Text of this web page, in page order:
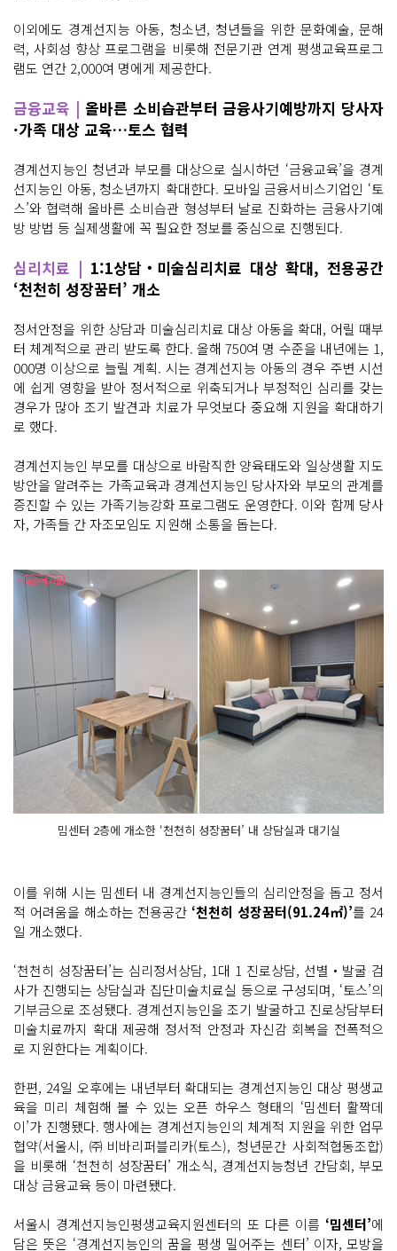
이외에도 경계선지능 아동, 청소년, 청년들을 위한 문화예술, 문해
력, 사회성 향상 프로그램을 비롯해 전문기관 연계 평생교육프로그
램도 연간 2,000여 명에게 제공한다.
금융교육 |올바른 소비습관부터 금융사기예방까지 당사자
·가족 대상 교육…토스 협력
경계선지능인 청년과 부모를 대상으로 실시하던 ‘금융교육’을 경계
선지능인 아동, 청소년까지 확대한다. 모바일 금융서비스기업인 ‘토
스’와 협력해 올바른 소비습관 형성부터 날로 진화하는 금융사기예
방 방법 등 실제생활에 꼭 필요한 정보를 중심으로 진행된다.
심리치료 | 1:1상담‧미술심리치료 대상 확대, 전용공간
‘천천히 성장꿈터’ 개소
정서안정을 위한 상담과 미술심리치료 대상 아동을 확대, 어릴 때부
터 체계적으로 관리 받도록 한다. 올해 750여 명 수준을 내년에는 1,
000명 이상으로 늘릴 계획. 시는 경계선지능 아동의 경우 주변 시선
에 쉽게 영향을 받아 정서적으로 위축되거나 부정적인 심리를 갖는
경우가 많아 조기 발견과 치료가 무엇보다 중요해 지원을 확대하기
로 했다.
경계선지능인 부모를 대상으로 바람직한 양육태도와 일상생활 지도
방안을 알려주는 가족교육과 경계선지능인 당사자와 부모의 관계를
증진할 수 있는 가족기능강화 프로그램도 운영한다. 이와 함께 당사
자, 가족들 간 자조모임도 지원해 소통을 돕는다.
밈센터 2층에 개소한 ‘천천히 성장꿈터’ 내 상담실과 대기실
이를 위해 시는 밈센터 내 경계선지능인들의 심리안정을 돕고 정서
적 어려움을 해소하는 전용공간 ‘천천히 성장꿈터(91.24㎡)’를 24
일 개소했다.
‘천천히 성장꿈터’는 심리정서상담, 1대 1 진로상담, 선별‧발굴 검
사가 진행되는 상담실과 집단미술치료실 등으로 구성되며, ‘토스’의
기부금으로 조성됐다. 경계선지능인을 조기 발굴하고 진로상담부터
미술치료까지 확대 제공해 정서적 안정과 자신감 회복을 전폭적으
로 지원한다는 계획이다.
한편, 24일 오후에는 내년부터 확대되는 경계선지능인 대상 평생교
육을 미리 체험해 볼 수 있는 오픈 하우스 형태의 ‘밈센터 활짝데
이’가 진행됐다. 행사에는 경계선지능인의 체계적 지원을 위한 업무
협약(서울시, ㈜비바리퍼블리카(토스), 청년문간 사회적협동조합)
을 비롯해 ‘천천히 성장꿈터’ 개소식, 경계선지능청년 간담회, 부모
대상 금융교육 등이 마련됐다.
서울시 경계선지능인평생교육지원센터의 또 다른 이름 ‘밈센터’에
담은 뜻은 ‘경계선지능인의 꿈을 평생 밀어주는 센터’ 이자, 모방을